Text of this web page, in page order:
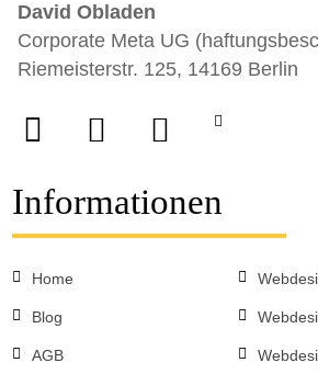
David Obladen
Corporate Meta UG
Riemeisterstr. 125, 14169 Berlin
Informationen
Home
Blog
AGB